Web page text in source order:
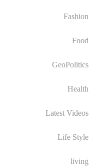
Fashion
Food
GeoPolitics
Health
Latest Videos
Life Style
living